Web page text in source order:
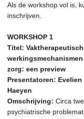
Als de workshop vol is,
inschrijven.
WORKSHOP 1
Titel:
zorg: een preview
Presentatoren:
Haeyen
Omschrijving: Circa
psychiatrische